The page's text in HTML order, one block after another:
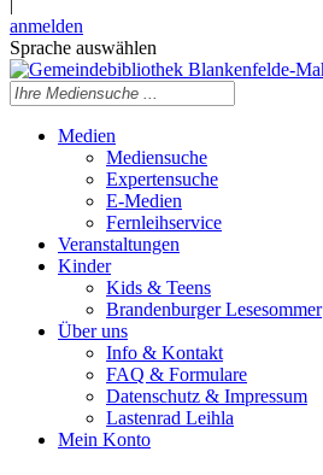
|
anmelden
Sprache auswählen
Medien
Mediensuche
Expertensuche
E-Medien
Fernleihservice
Veranstaltungen
Kinder
Kids & Teens
Brandenburger Lesesommer
Über uns
Info & Kontakt
FAQ & Formulare
Datenschutz & Impressum
Lastenrad Leihla
Mein Konto